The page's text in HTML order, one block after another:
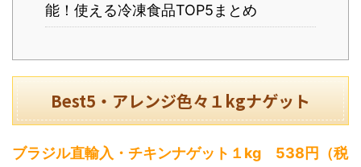
能！使える冷凍食品TOP5まとめ
Best5・アレンジ色々１kgナゲット
ブラジル直輸入・チキンナゲット１kg 538円（税